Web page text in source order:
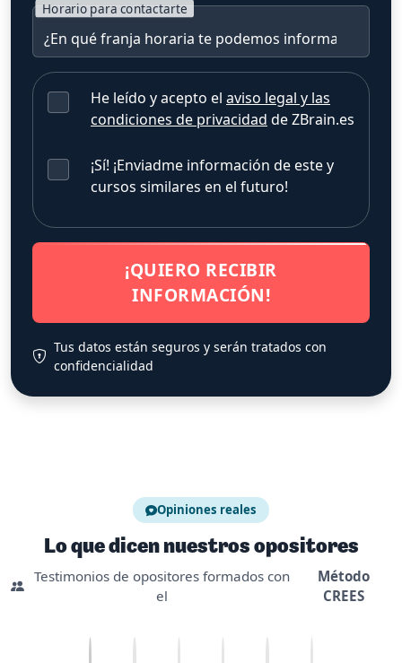
Horario para contactarte
He leído y acepto el aviso legal y las
condiciones de privacidad de ZBrain.es
¡Sí! ¡Enviadme información de este y
cursos similares en el futuro!
¡QUIERO RECIBIR
INFORMACIÓN!
Tus datos están seguros y serán tratados con
confidencialidad
Opiniones reales
Lo que dicen nuestros opositores
Testimonios de opositores formados con
el
Método
CREES